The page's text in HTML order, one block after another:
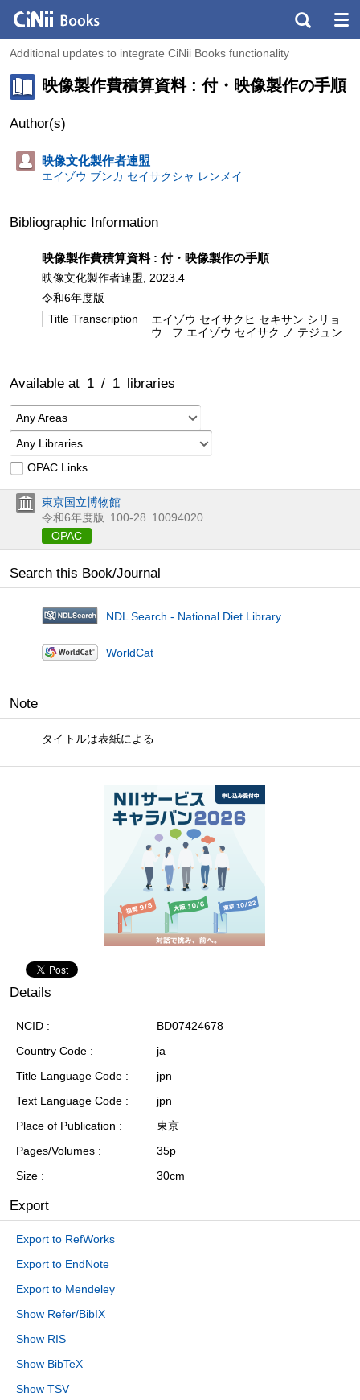
Additional updates to integrate CiNii Books functionality
映像製作費積算資料 : 付・映像製作の手順
Author(s)
映像文化製作者連盟
エイゾウ ブンカ セイサクシャ レンメイ
Bibliographic Information
映像製作費積算資料 : 付・映像製作の手順
映像文化製作者連盟, 2023.4
令和6年度版
Title Transcription
エイゾウ セイサクヒ セキサン シリョ
ウ : フ エイゾウ セイサク ノ テジュン
Available at 1 / 1 libraries
Any Areas
Any Libraries
OPAC Links
東京国立博物館
令和6年度版 100-28 10094020
OPAC
Search this Book/Journal
NDL Search - National Diet Library
WorldCat
Note
タイトルは表紙による
Details
NCID
BD07424678
Country Code
ja
Title Language Code
jpn
Text Language Code
jpn
Place of Publication
東京
Pages/Volumes
35p
Size
30cm
Export
Export to RefWorks
Export to EndNote
Export to Mendeley
Show Refer/BibIX
Show RIS
Show BibTeX
Show TSV